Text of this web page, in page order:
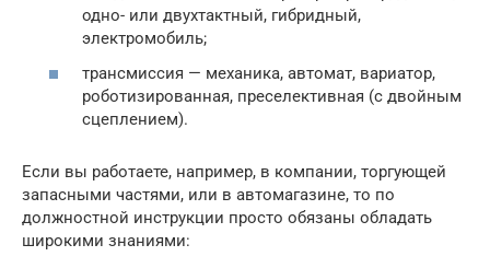
одно- или двухтактный, гибридный,
электромобиль;
трансмиссия — механика, автомат, вариатор,
роботизированная, преселективная (с двойным
сцеплением).
Если вы работаете, например, в компании, торгующей
запасными частями, или в автомагазине, то по
должностной инструкции просто обязаны обладать
широкими знаниями: